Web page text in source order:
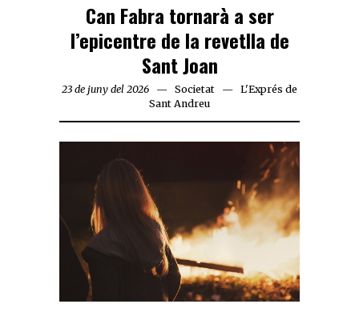
Can Fabra tornarà a ser
l’epicentre de la revetlla de
Sant Joan
23 de juny del 2026 Societat
L'Exprés de
Sant Andreu